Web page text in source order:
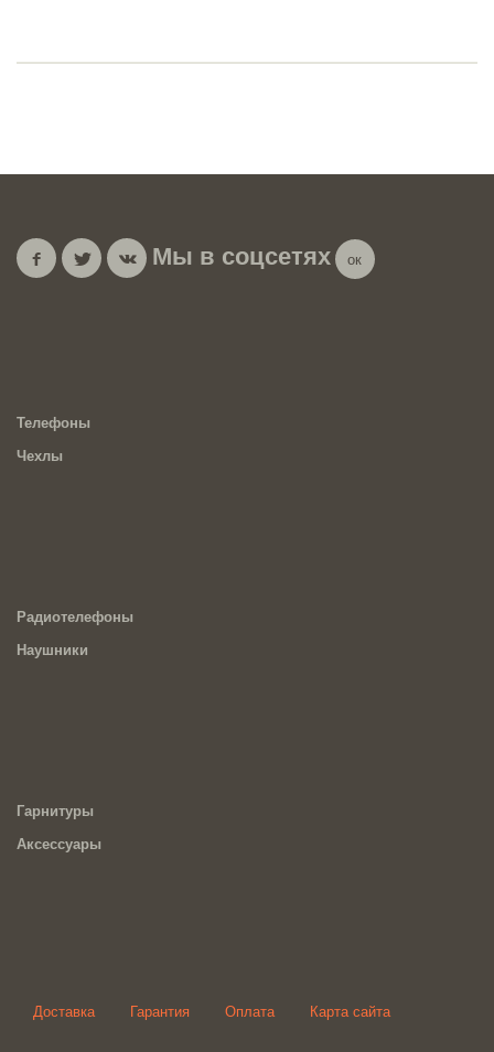
Мы в соцсетях
Телефоны
Чехлы
Радиотелефоны
Наушники
Гарнитуры
Аксессуары
Доставка Гарантия Оплата Карта сайта